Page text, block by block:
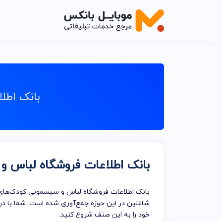
اصناف
اصناف
اصناف
خدمات
بانک
بانک اطلاعات فروشگاه
بانک اطلاعات فروشگاه لباس و سیسمونی
شاغلین در این حوزه جمع‌آوری شده است. شما با
خود را به این صنف شروع کنید.